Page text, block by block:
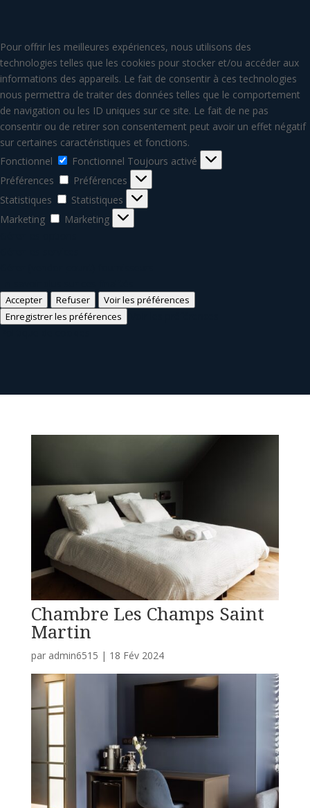
Pour offrir les meilleures expériences, nous utilisons des
technologies telles que les cookies pour stocker et/ou accéder aux
informations des appareils. Le fait de consentir à ces technologies
nous permettra de traiter des données telles que le comportement
de navigation ou les ID uniques sur ce site. Le fait de ne pas
consentir ou de retirer son consentement peut avoir un effet négatif
sur certaines caractéristiques et fonctions.
Fonctionnel
Fonctionnel Toujours activé
Préférences
Préférences
Statistiques
Statistiques
Marketing
Marketing
Accepter Refuser
Voir les préférences
Enregistrer les préférences
Chambre Les Champs Saint
Martin
par admin6515 | 18 Fév 2024